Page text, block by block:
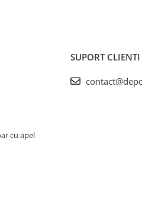
cu apel
SUPORT CLIENTI